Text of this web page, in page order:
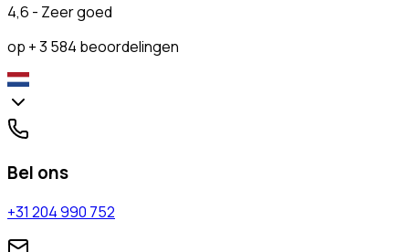
4,6 - Zeer goed
op + 3 584 beoordelingen
Bel ons
+31 204 990 752